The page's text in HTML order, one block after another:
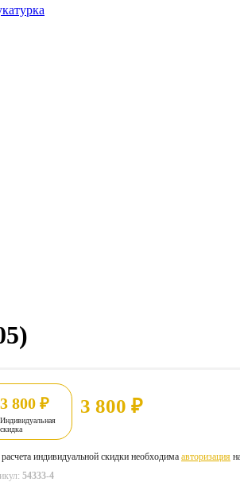
3 800 ₽
Индивидуальная
скидка
3 800 ₽
индивидуальной скидки необходима авторизация
54333-4